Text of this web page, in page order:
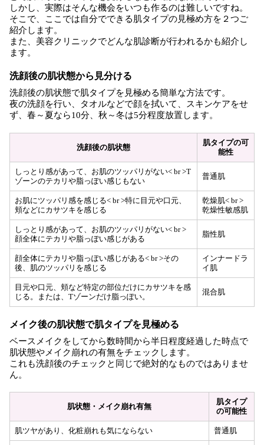
しかし、実際はそんな機会をいつも作るのは難しいですね。
そこで、ここでは自分でできる肌タイプの見極め方を２つご
紹介します。
また、美容クリニックでどんな肌診断が行われるかも紹介し
ます。
洗顔後の肌状態から見分ける
洗顔後の肌状態で肌タイプを見極める簡単な方法です。
夜の洗顔を行い、タオルなどで顔を拭いて、スキンケアをせ
ず、春～夏なら10分、秋～冬は5分程度放置します。
洗顔後の肌状態
肌タイプの可
能性
しっとり感があって、お肌のツッパリがない< br >T
ゾーンのテカリや脂っぽい感じもない
普通肌
お肌にツッパリ感を感じる< br >特に目元や口元、
頬などにカサツキを感じる
乾燥肌< br >
乾燥性敏感肌
しっとり感があって、お肌のツッパリがない< br >
顔全体にテカリや脂っぽい感じがある
脂性肌
顔全体にテカリや脂っぽい感じがある< br >その
後、肌のツッパリを感じる
インナードラ
イ肌
目元や口元、頬など特定の部位だけにカサツキを感
じる。または、Tゾーンだけ脂っぽい。
混合肌
メイク後の肌状態で肌タイプを見極める
ベースメイクをしてから数時間から半日程度経過した時点で
肌状態やメイク崩れの有無をチェックします。
これも洗顔後のチェックと同じで絶対的なものではありませ
ん。
肌状態・メイク崩れ有無
肌タイプ
の可能性
肌ツヤがあり、化粧崩れも気にならない 普通肌